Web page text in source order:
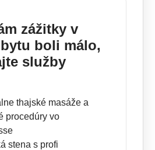
zážitky v
boli málo,
služby
thajské masážea
procedúry vo
stena s profi